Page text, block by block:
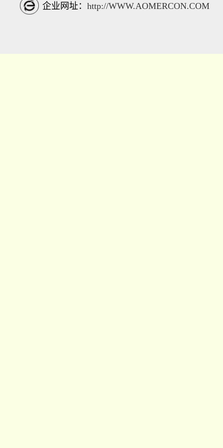
企业网址： http://WWW.AOMERCON.COM